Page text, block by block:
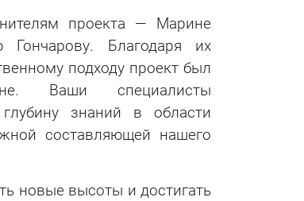
проекта — Марине
Благодаря их
подходу проект был
Ваши специалисты
знаний в области
составляющей нашего
новые высоты и достигать